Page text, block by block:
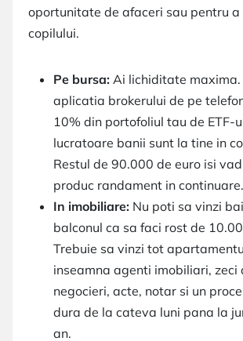
oportunitate de afaceri sau pentru
copilului.
Pe bursa: Ai lichiditate maxima.
aplicatia brokerului de pe
10% din portofoliul tau de ETF-
lucratoare banii sunt la tine in
Restul de 90.000 de euro isi
produc randament in continuare.
In imobiliare: Nu poti sa vinzi
balconul ca sa faci rost de
Trebuie sa vinzi tot
inseamna agenti imobiliari, zeci
negocieri, acte, notar si un
dura de la cateva luni pana la
an.